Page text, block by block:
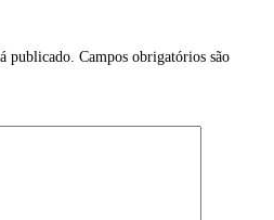
publicado. Campos obrigatórios são